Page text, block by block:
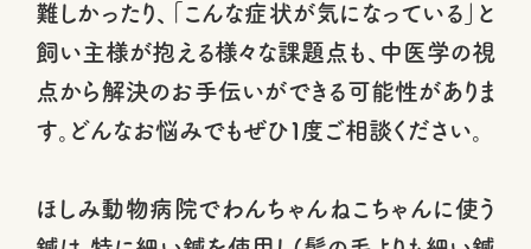
難しかったり、「こんな症状が気になっている」と
飼い主様が抱える様々な課題点も、中医学の視
点から解決のお手伝いができる可能性がありま
す。どんなお悩みでもぜひ１度ご相談ください。
ほしみ動物病院でわんちゃんねこちゃんに使う